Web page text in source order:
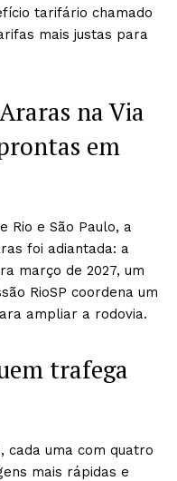
tarifário chamado
mais justas para
na Via
em
Rio e São Paulo, a
foi adiantada: a
março de 2027, um
RioSP coordena um
ampliar a rodovia.
trafega
cada uma com quatro
mais rápidas e